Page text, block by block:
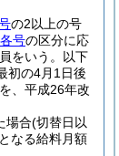
の2以上の号
号の区分に応
をいう。以下
初の4月1日後
を、平成26年改
場合(切替日以
なる給料月額